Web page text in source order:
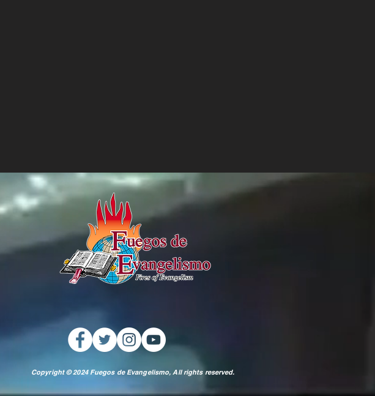
Copyright © 2024 Fuegos de Evangelismo, All rights reserved.